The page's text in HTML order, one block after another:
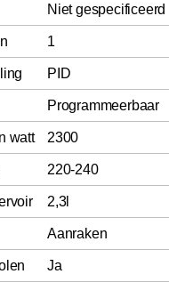
Niet gespecificeerd
1
PID
Programmeerbaar
watt 2300
220-240
2,3l
Aanraken
Ja